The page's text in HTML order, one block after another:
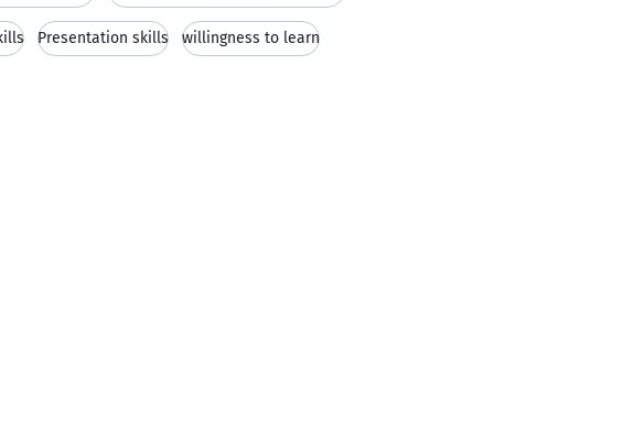
Presentation skills willingness to learn